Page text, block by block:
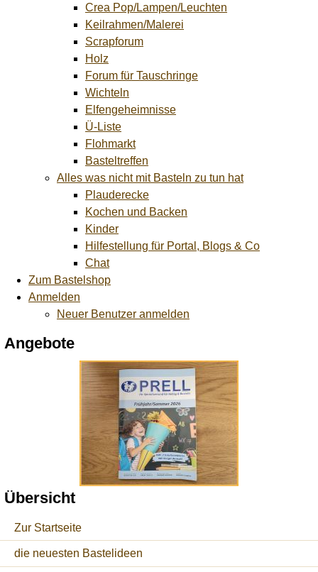
Crea Pop/Lampen/Leuchten
Keilrahmen/Malerei
Scrapforum
Holz
Forum für Tauschringe
Wichteln
Elfengeheimnisse
Ü-Liste
Flohmarkt
Basteltreffen
Alles was nicht mit Basteln zu tun hat
Plauderecke
Kochen und Backen
Kinder
Hilfestellung für Portal, Blogs & Co
Chat
Zum Bastelshop
Anmelden
Neuer Benutzer anmelden
Angebote
Übersicht
Zur Startseite
die neuesten Bastelideen